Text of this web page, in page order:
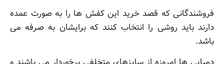
فروشندگانی که قصد خرید این کفش ها را به صورت عمده
دارند باید روشی را انتخاب کنند که برایشان به صرفه می
باشد.